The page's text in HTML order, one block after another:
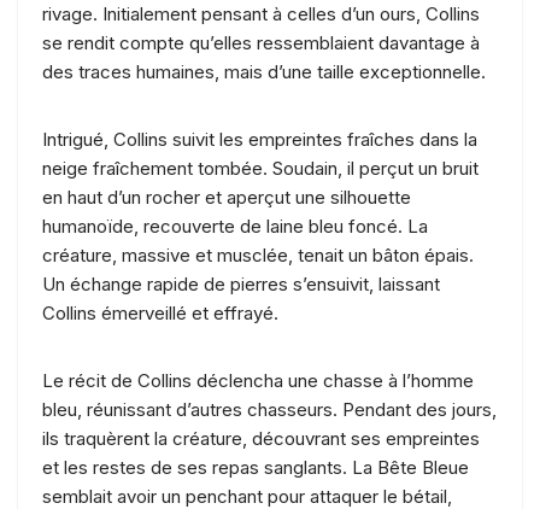
rivage. Initialement pensant à celles d’un ours, Collins
se rendit compte qu’elles ressemblaient davantage à
des traces humaines, mais d’une taille exceptionnelle.
Intrigué, Collins suivit les empreintes fraîches dans la
neige fraîchement tombée. Soudain, il perçut un bruit
en haut d’un rocher et aperçut une silhouette
humanoïde, recouverte de laine bleu foncé. La
créature, massive et musclée, tenait un bâton épais.
Un échange rapide de pierres s’ensuivit, laissant
Collins émerveillé et effrayé.
Le récit de Collins déclencha une chasse à l’homme
bleu, réunissant d’autres chasseurs. Pendant des jours,
ils traquèrent la créature, découvrant ses empreintes
et les restes de ses repas sanglants. La Bête Bleue
semblait avoir un penchant pour attaquer le bétail,